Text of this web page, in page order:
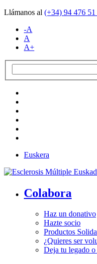
Llámanos al (+34) 94 476 51
-A
A
A+
Euskera
Colabora
Haz un donativo
Hazte socio
Productos
¿Quieres ser
Deja tu legado o